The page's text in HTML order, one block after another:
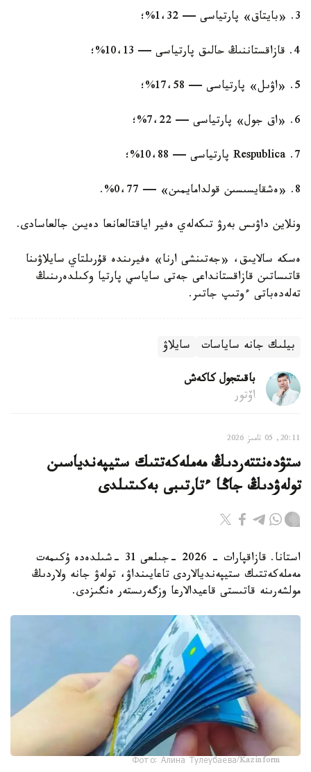
3. «بايتاق» پارتياسى — 1،32%؛
4. قازاقستاننىڭ حالىق پارتياسى — 10،13%؛
5. «اۋىل» پارتياسى — 17،58%؛
6. «اق جول» پارتياسى — 7،22%؛
7. Respublica پارتياسى — 10،88%؛
8. «ەشقايسىسىن قولدامايمىن» — 0،77%.
ونلاين داۋىس بەرۋ تىكەلەي ەفير اياقتالعانعا دەيىن جالعاسادى.
ەسكە سالايىق، «جەتىنشى ارنا» ەفيرىندە قۇرىلتاي سايلاۋىنا
قاتىساتىن قازاقستانداعى جەتى ساياسي پارتيا وكىلدەرىنىڭ
تەلەدەباتى ءوتىپ جاتىر.
بيلىك جانە ساياسات سايلاۋ
باقىتجول كاكەش
اۆتور
20:11, 05 تامىز 2026
ستۋدەنتتەردىڭ مەملەكەتتىك ستيپەندياسىن
تولەۋدىڭ جاڭا ءتارتىبى بەكىتىلدى
استانا. قازاقپارات - 2026 -جىلعى 31 -شىلدەدە ۇكىمەت
مەملەكەتتىك ستيپەنديالاردى تاعايىنداۋ، تولەۋ جانە ولاردىڭ
مولشەرىنە قاتىستى قاعيدالارعا وزگەرىستەر ەنگىزدى.
Фото: Алина Тулеубаева/Kazinform